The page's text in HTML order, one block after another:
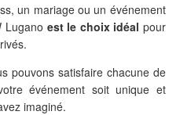
un mariage ou un événement
Lugano est le choix idéal pour
pouvons satisfaire chacune de
événement soit unique et
imaginé.